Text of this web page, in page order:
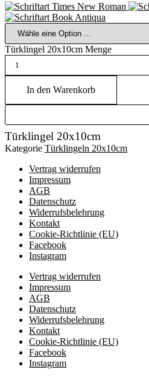
Türklingel 20x10cm Menge
In den Warenkorb
Türklingel 20x10cm
Kategorie Türklingeln 20x10cm
Vertrag widerrufen
Impressum
AGB
Datenschutz
Widerrufsbelehrung
Kontakt
Cookie-Richtlinie (EU)
Facebook
Instagram
Vertrag widerrufen
Impressum
AGB
Datenschutz
Widerrufsbelehrung
Kontakt
Cookie-Richtlinie (EU)
Facebook
Instagram